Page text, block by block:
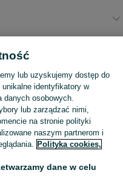
Skorzystaj z największego serwisu ogłoszeniowego - Sanok i okolice! - kupuj lub sprzedawaj jeszcze wygodniej w kategorii Wypożyczalnia! Zobacz
lub uzyskujemy dostęp do
identyfikatory w
danych osobowych.
lub zarządzać nimi,
na stronie polityki
naszym partnerom i
Polityka cookies,
dane w celu